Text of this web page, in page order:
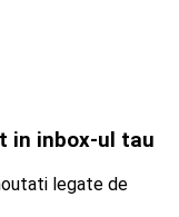
in inbox-ul tau
legate de